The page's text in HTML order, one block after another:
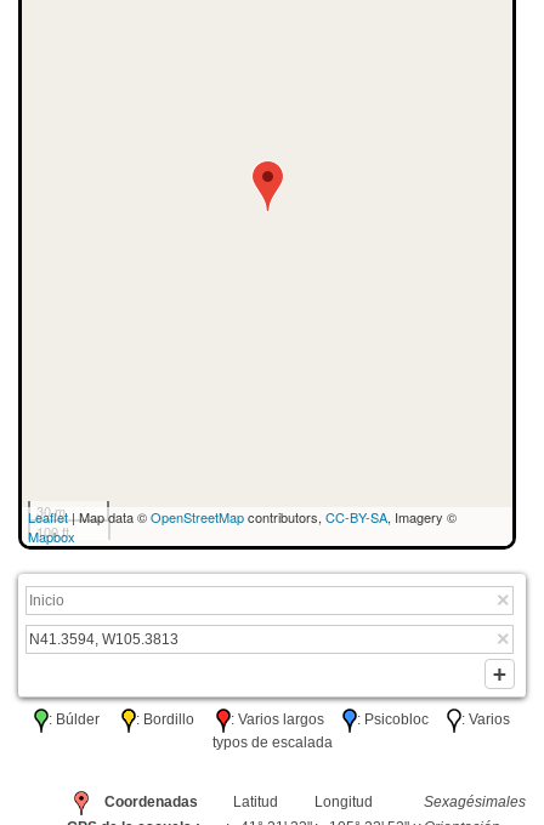
30 m
100 ft
Leaflet| Map data ©OpenStreetMapcontributors, CC-BY-SA, Imagery ©
Mapbox
: Búlder : Bordillo : Varios largos : Psicobloc
: Varios
typos de escalada
Coordenadas
Latitud
Longitud
Sexagésimales